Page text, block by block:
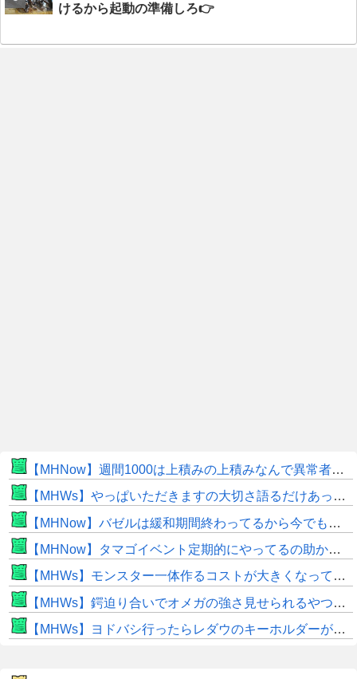
けるから起動の準備しろ👉
【MHNow】週間1000は上積みの上積みなんで異常者です
【MHWs】やっぱいただきますの大切さ語るだけあって飯のこだわり凄いよね
【MHNow】バゼルは緩和期間終わってるから今でもとんでもない数必要なんじゃない？
【MHNow】タマゴイベント定期的にやってるの助かるよね
【MHWs】モンスター一体作るコストが大きくなっている昨今でこそ亜種に頼るべきだよな
【MHWs】鍔迫り合いでオメガの強さ見せられるやつ一番すき
【MHWs】ヨドバシ行ったらレダウのキーホルダーが100円で売ってて草